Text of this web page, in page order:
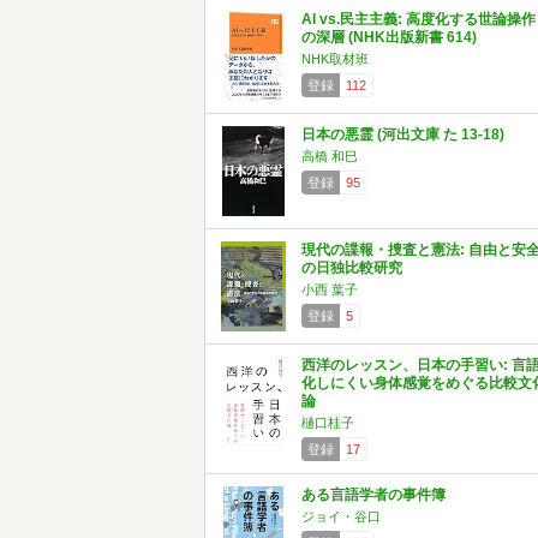
AI vs.民主主義: 高度化する世論操作
の深層 (NHK出版新書 614)
NHK取材班
登録
112
日本の悪霊 (河出文庫 た 13-18)
高橋 和巳
登録
95
現代の諜報・捜査と憲法: 自由と安
の日独比較研究
小西 葉子
登録
5
西洋のレッスン、日本の手習い: 言
化しにくい身体感覚をめぐる比較文
論
樋口桂子
登録
17
ある言語学者の事件簿
ジョイ・谷口